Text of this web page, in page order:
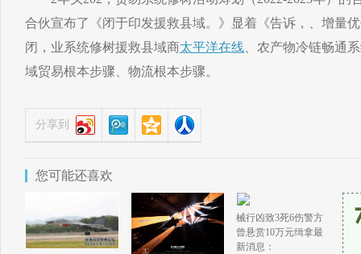
合伙宣布了《闭于印发援救县域。》显着《告诉，、增量
闭，业系统修树援救县域商太平洋在线 、农产物冷链畅通
域贸易根本步骤、物流根本步骤。
分享到
您可能还喜欢
械行凶致3死6伤警方
曾悬赏10万元缉拿最
新消息：